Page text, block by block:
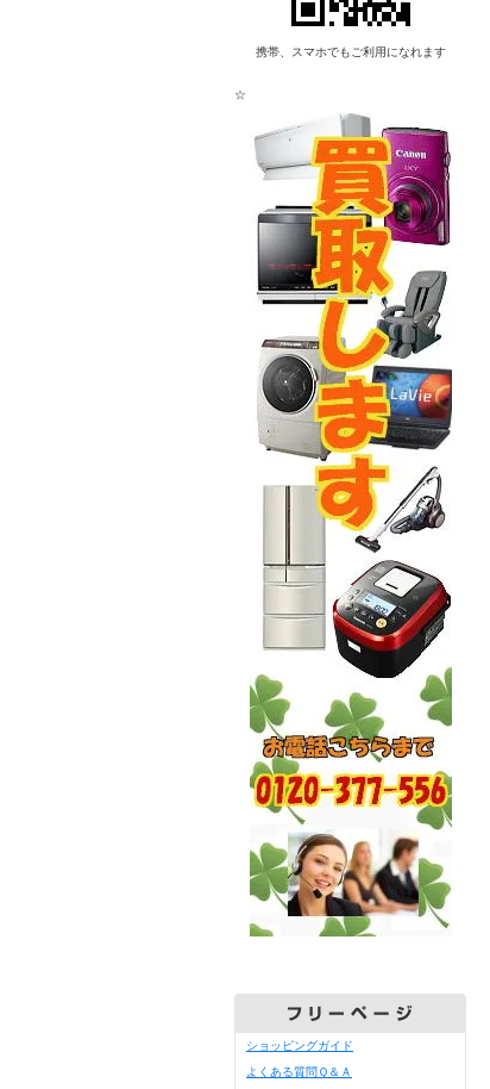
携帯、スマホでもご利用になれます
☆
ショッピングガイド
よくある質問Ｑ＆Ａ